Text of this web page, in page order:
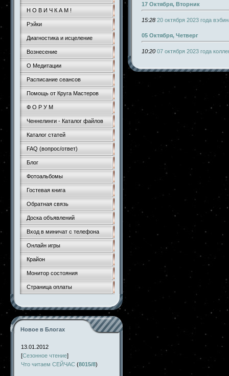
Н О В И Ч К А М !
Рэйки
Диагностика и исцеление
Вознесение
О Медитации
Расписание сеансов
Помощь от Круга Мастеров
Ф О Р У М
Ченнелинги - Каталог файлов
Каталог статей
FAQ (вопрос/ответ)
Блог
Фотоальбомы
Гостевая книга
Обратная связь
Доска объявлений
Вход в миничат с телефона
Онлайн игры
Крайон
Монитор состояния
Страница оплаты
Новое в Блогах
13.01.2012
[Сезонное чтение]
Что читаем СЕЙЧАС (8015/8)
17 Октября, Вторник
15:28 20 октября 2023 года
05 Октября, Четверг
10:20 07 октября 2023 года